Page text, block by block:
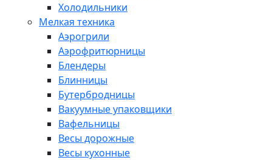
Холодильники
Мелкая техника
Аэрогрили
Аэрофритюрницы
Блендеры
Блинницы
Бутербродницы
Вакуумные упаковщики
Вафельницы
Весы дорожные
Весы кухонные